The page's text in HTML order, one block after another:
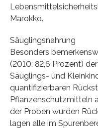
Marokko.
Säuglingsnahrung
Besonders
(2010: 82,6 Prozent)
Säuglings- und
quantifizierbaren
Pflanzenschutzmitteln
der Proben wurden
lagen alle im